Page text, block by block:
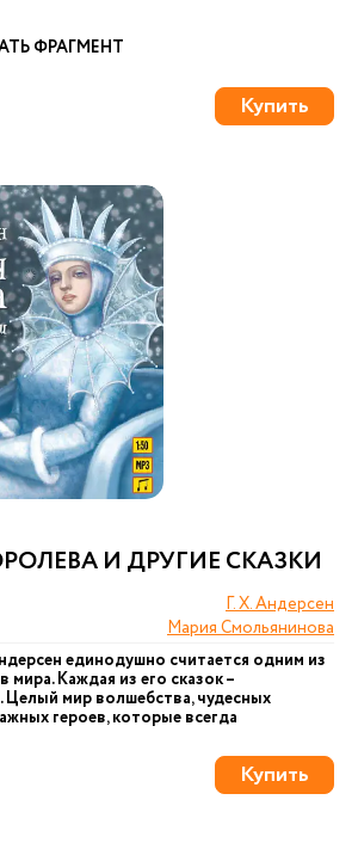
ФРАГМЕНТ
Купить
И ДРУГИЕ СКАЗКИ
Г. Х. Андерсен
Мария Смольянинова
единодушно считается одним из
мира. Каждая из его сказок –
Целый мир волшебства, чудесных
героев, которые всегда
Купить